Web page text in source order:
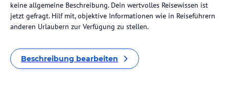
keine allgemeine Beschreibung. Dein wertvolles Reisewissen ist
jetzt gefragt. Hilf mit, objektive Informationen wie in Reiseführern
anderen Urlaubern zur Verfügung zu stellen.
Beschreibung bearbeiten